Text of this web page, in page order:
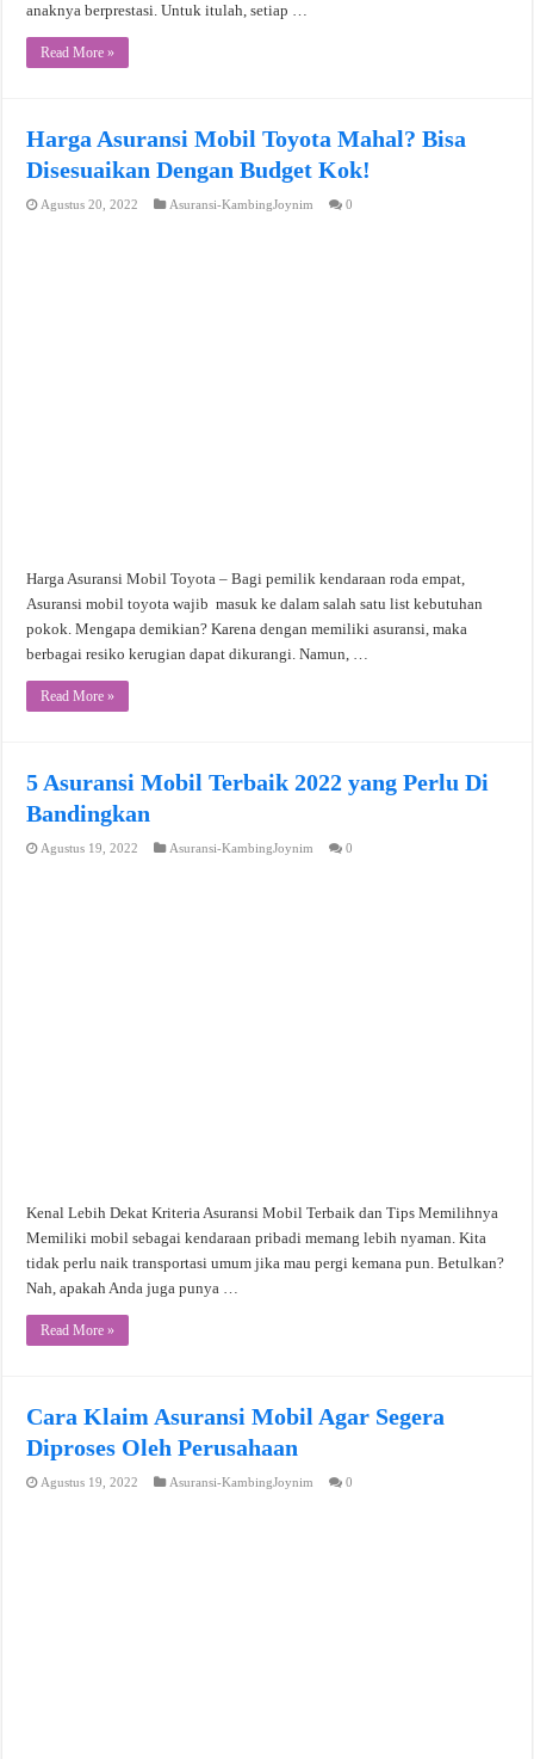
anaknya berprestasi. Untuk itulah, setiap …
Read More »
Harga Asuransi Mobil Toyota Mahal? Bisa
Disesuaikan Dengan Budget Kok!
Agustus 20, 2022 Asuransi-KambingJoynim 0
Harga Asuransi Mobil Toyota – Bagi pemilik kendaraan roda empat,
Asuransi mobil toyota wajib masuk ke dalam salah satu list kebutuhan
pokok. Mengapa demikian? Karena dengan memiliki asuransi, maka
berbagai resiko kerugian dapat dikurangi. Namun, …
Read More »
5 Asuransi Mobil Terbaik 2022 yang Perlu Di
Bandingkan
Agustus 19, 2022 Asuransi-KambingJoynim 0
Kenal Lebih Dekat Kriteria Asuransi Mobil Terbaik dan Tips Memilihnya
Memiliki mobil sebagai kendaraan pribadi memang lebih nyaman. Kita
tidak perlu naik transportasi umum jika mau pergi kemana pun. Betulkan?
Nah, apakah Anda juga punya …
Read More »
Cara Klaim Asuransi Mobil Agar Segera
Diproses Oleh Perusahaan
Agustus 19, 2022 Asuransi-KambingJoynim 0